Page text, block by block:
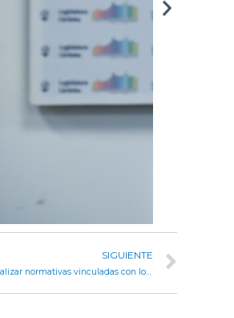
SIGUIENTE
Legisladores trataron proyectos para actualizar normativas vinculadas con los profesionales del derecho